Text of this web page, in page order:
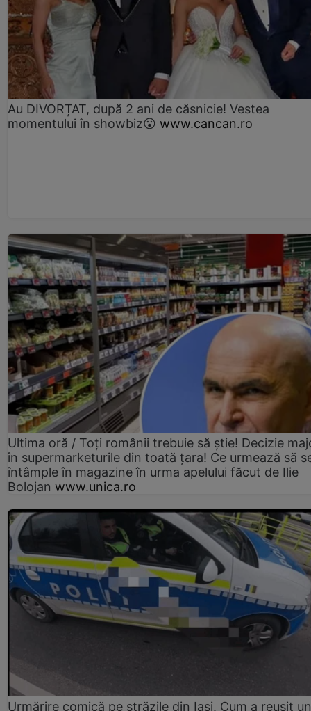
Au DIVORȚAT, după 2 ani de căsnicie! Vestea
momentului în showbiz😮 www.cancan.ro
Ultima oră / Toți românii trebuie să știe! Decizie
în supermarketurile din toată țara! Ce urmează să
întâmple în magazine în urma apelului făcut de Ilie
Bolojan www.unica.ro
Urmărire comică pe străzile din Iași. Cum a reușit un